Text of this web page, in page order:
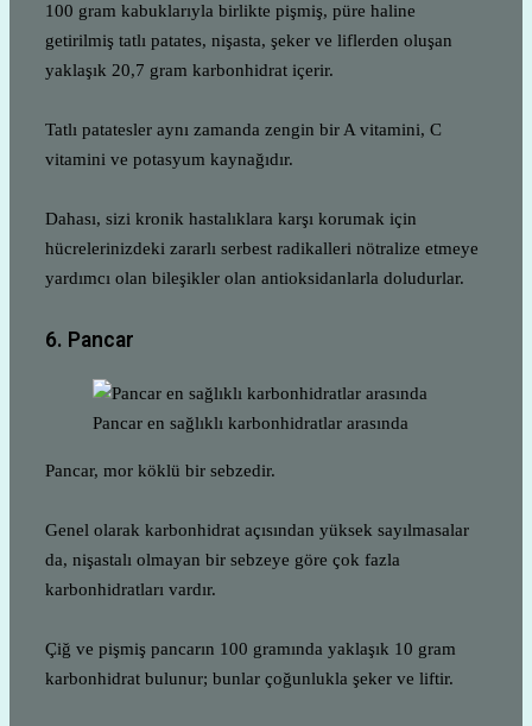
100 gram kabuklarıyla birlikte pişmiş, püre haline
getirilmiş tatlı patates, nişasta, şeker ve liflerden oluşan
yaklaşık 20,7 gram karbonhidrat içerir.
Tatlı patatesler aynı zamanda zengin bir A vitamini, C
vitamini ve potasyum kaynağıdır.
Dahası, sizi kronik hastalıklara karşı korumak için
hücrelerinizdeki zararlı serbest radikalleri nötralize etmeye
yardımcı olan bileşikler olan antioksidanlarla doludurlar.
6. Pancar
Pancar en sağlıklı karbonhidratlar arasında
Pancar, mor köklü bir sebzedir.
Genel olarak karbonhidrat açısından yüksek sayılmasalar
da, nişastalı olmayan bir sebzeye göre çok fazla
karbonhidratları vardır.
Çiğ ve pişmiş pancarın 100 gramında yaklaşık 10 gram
karbonhidrat bulunur; bunlar çoğunlukla şeker ve liftir.